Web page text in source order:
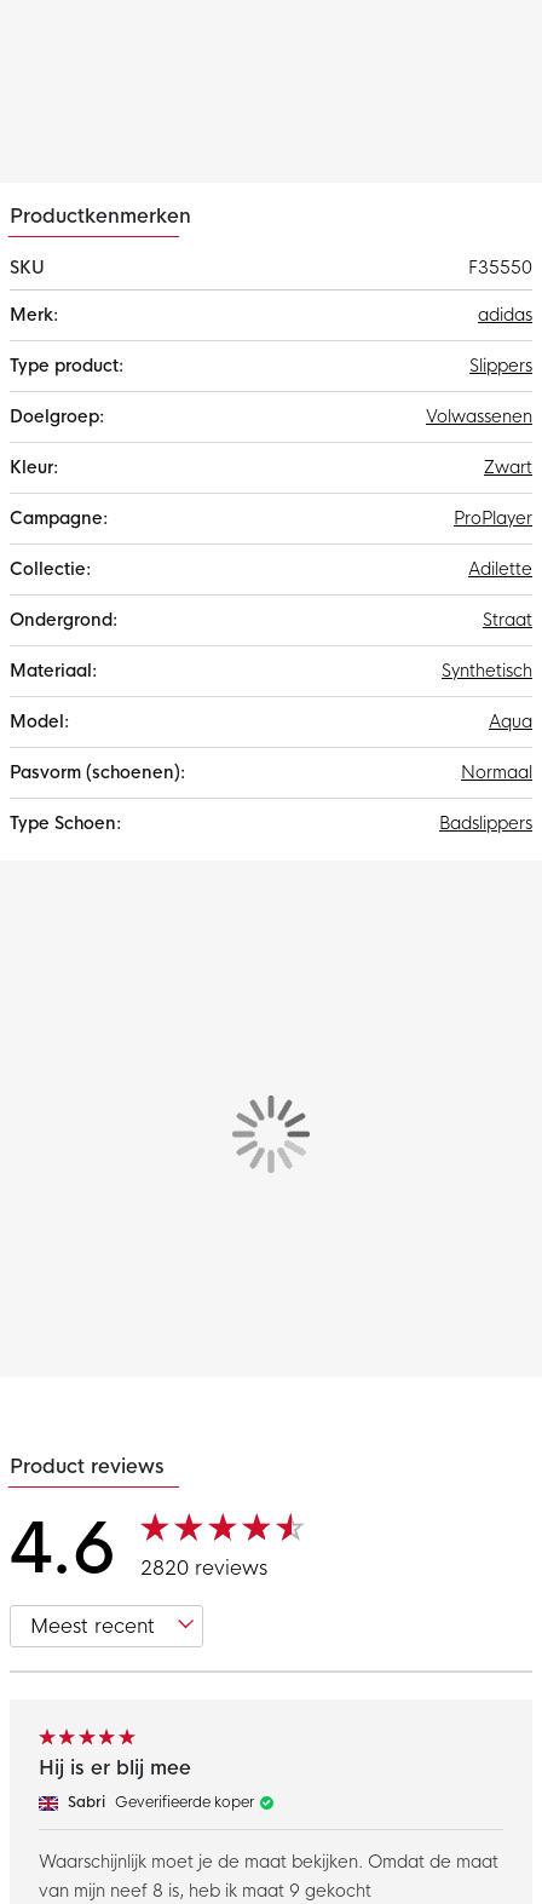
Productkenmerken
SKU
F35550
informatie
adidas
Slippers
Volwassenen
Zwart
ProPlayer
Adilette
Straat
Synthetisch
Aqua
Normaal
Badslippers
Product reviews
4.6 2820 reviews
Hij is er blij mee
Sabri Geverifieerde koper
Waarschijnlijk moet je de maat bekijken. Omdat de maat
van mijn neef 8 is, heb ik maat 9 gekocht